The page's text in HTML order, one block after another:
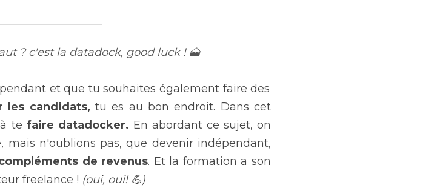
? c'est la datadock, good luck ! 🗻
les candidats, tu es au bon endroit. Dans cet
te faire datadocker. En abordant ce sujet, on
n'oublions pas, que devenir indépendant,
de revenus. Et la formation a son
freelance ! (oui, oui! 💪)